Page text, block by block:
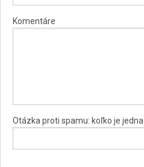
Komentáre
Otázka proti spamu: koľko je